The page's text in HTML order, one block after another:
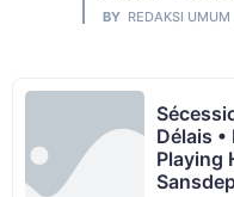
BY REDAKSI UMUM
Délais